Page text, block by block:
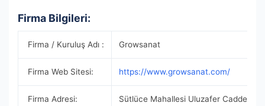
Firma Bilgileri:
Firma / Kuruluş Adı : Growsanat
Firma Web Sitesi: https://www.growsanat.com/
Firma Adresi: Sütlüce Mahallesi Uluzafer Caddesi